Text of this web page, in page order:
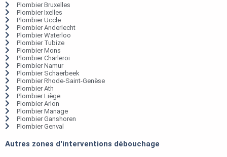
Plombier Bruxelles
Plombier Ixelles
Plombier Uccle
Plombier Anderlecht
Plombier Waterloo
Plombier Tubize
Plombier Mons
Plombier Charleroi
Plombier Namur
Plombier Schaerbeek
Plombier Rhode-Saint-Genèse
Plombier Ath
Plombier Liège
Plombier Arlon
Plombier Manage
Plombier Ganshoren
Plombier Genval
Autres zones d'interventions débouchage